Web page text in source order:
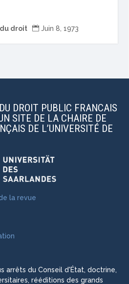
droit  Juin 8, 1973
DROIT PUBLIC FRANCAIS
SITE DE LA CHAIRE DE
DE L’UNIVERSITÉ DE
la revue
arrêts du Conseil d'État, doctrine,
rééditions des grands